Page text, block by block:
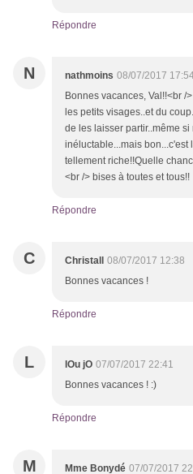
Répondre
N nathmoins 08/07/2017
Bonnes vacances, Val!!<br /
les petits visages..et du
de les laisser partir..même
inéluctable...mais bon...c'est
tellement riche!!Quelle
<br /> bises à toutes et tous!!
Répondre
C Christall
08/07/2017 12:38
Bonnes vacances !
Répondre
L lOu jO 07/07/2017 22:41
Bonnes vacances ! :)
Répondre
M Mme Bonydé 07/07/2017